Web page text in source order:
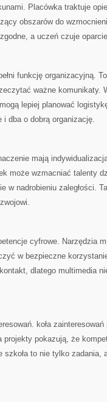
Placówka traktuje
obszarów do
a uczeń czuje
funkcję organizacyjną.
ważne komunikaty.
lepiej planować
i dba o dobrą organizację.
mają
może wzmacniać talenty
w nadrobieniu zaległości.
cyfrowe. Narzędzia
w bezpieczne
dlatego multimedia
koła
projekty pokazują, że
to nie tylko zadania,